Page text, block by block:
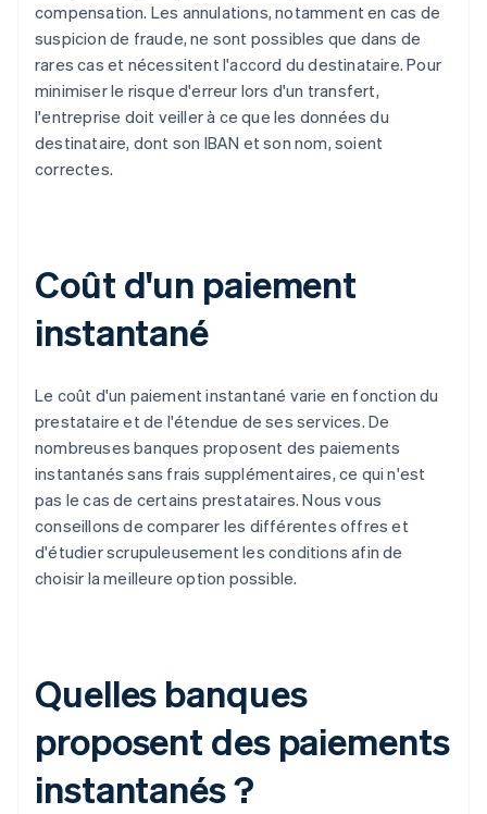
compensation. Les annulations, notamment en cas de
suspicion de fraude, ne sont possibles que dans de
rares cas et nécessitent l'accord du destinataire. Pour
minimiser le risque d'erreur lors d'un transfert,
l'entreprise doit veiller à ce que les données du
destinataire, dont son IBAN et son nom, soient
correctes.
Coût d'un paiement
instantané
Le coût d'un paiement instantané varie en fonction du
prestataire et de l'étendue de ses services. De
nombreuses banques proposent des paiements
instantanés sans frais supplémentaires, ce qui n'est
pas le cas de certains prestataires. Nous vous
conseillons de comparer les différentes offres et
d'étudier scrupuleusement les conditions afin de
choisir la meilleure option possible.
Quelles banques
proposent des paiements
instantanés ?